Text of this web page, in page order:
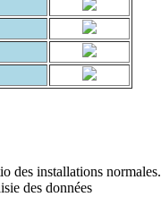
des installations normales.
des données